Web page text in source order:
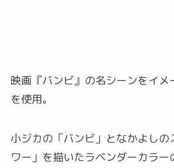
映画『バンビ』の名シーンをイメ
を使用。
小ジカの「バンビ」となかよしの
ワー」を描いたラベンダーカラー